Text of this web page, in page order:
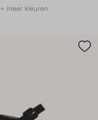
+ meer kleuren